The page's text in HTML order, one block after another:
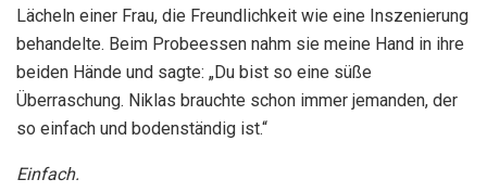
Lächeln einer Frau, die Freundlichkeit wie eine Inszenierung
behandelte. Beim Probeessen nahm sie meine Hand in ihre
beiden Hände und sagte: „Du bist so eine süße
Überraschung. Niklas brauchte schon immer jemanden, der
so einfach und bodenständig ist.“
Einfach.